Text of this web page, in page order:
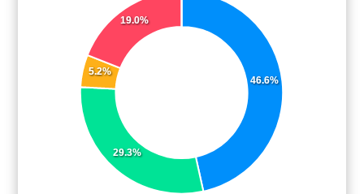
46.6%
29.3%
5.2%
19.0%